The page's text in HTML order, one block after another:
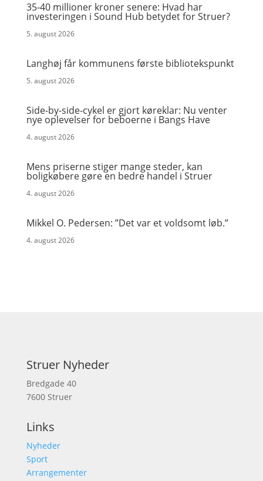
35-40 millioner kroner senere: Hvad har
investeringen i Sound Hub betydet for Struer?
5. august 2026
Langhøj får kommunens første bibliotekspunkt
5. august 2026
Side-by-side-cykel er gjort køreklar: Nu venter
nye oplevelser for beboerne i Bangs Have
4. august 2026
Mens priserne stiger mange steder, kan
boligkøbere gøre en bedre handel i Struer
4. august 2026
Mikkel O. Pedersen: ”Det var et voldsomt løb.”
4. august 2026
Struer Nyheder
Bredgade 40
7600 Struer
Links
Nyheder
Sport
Arrangementer